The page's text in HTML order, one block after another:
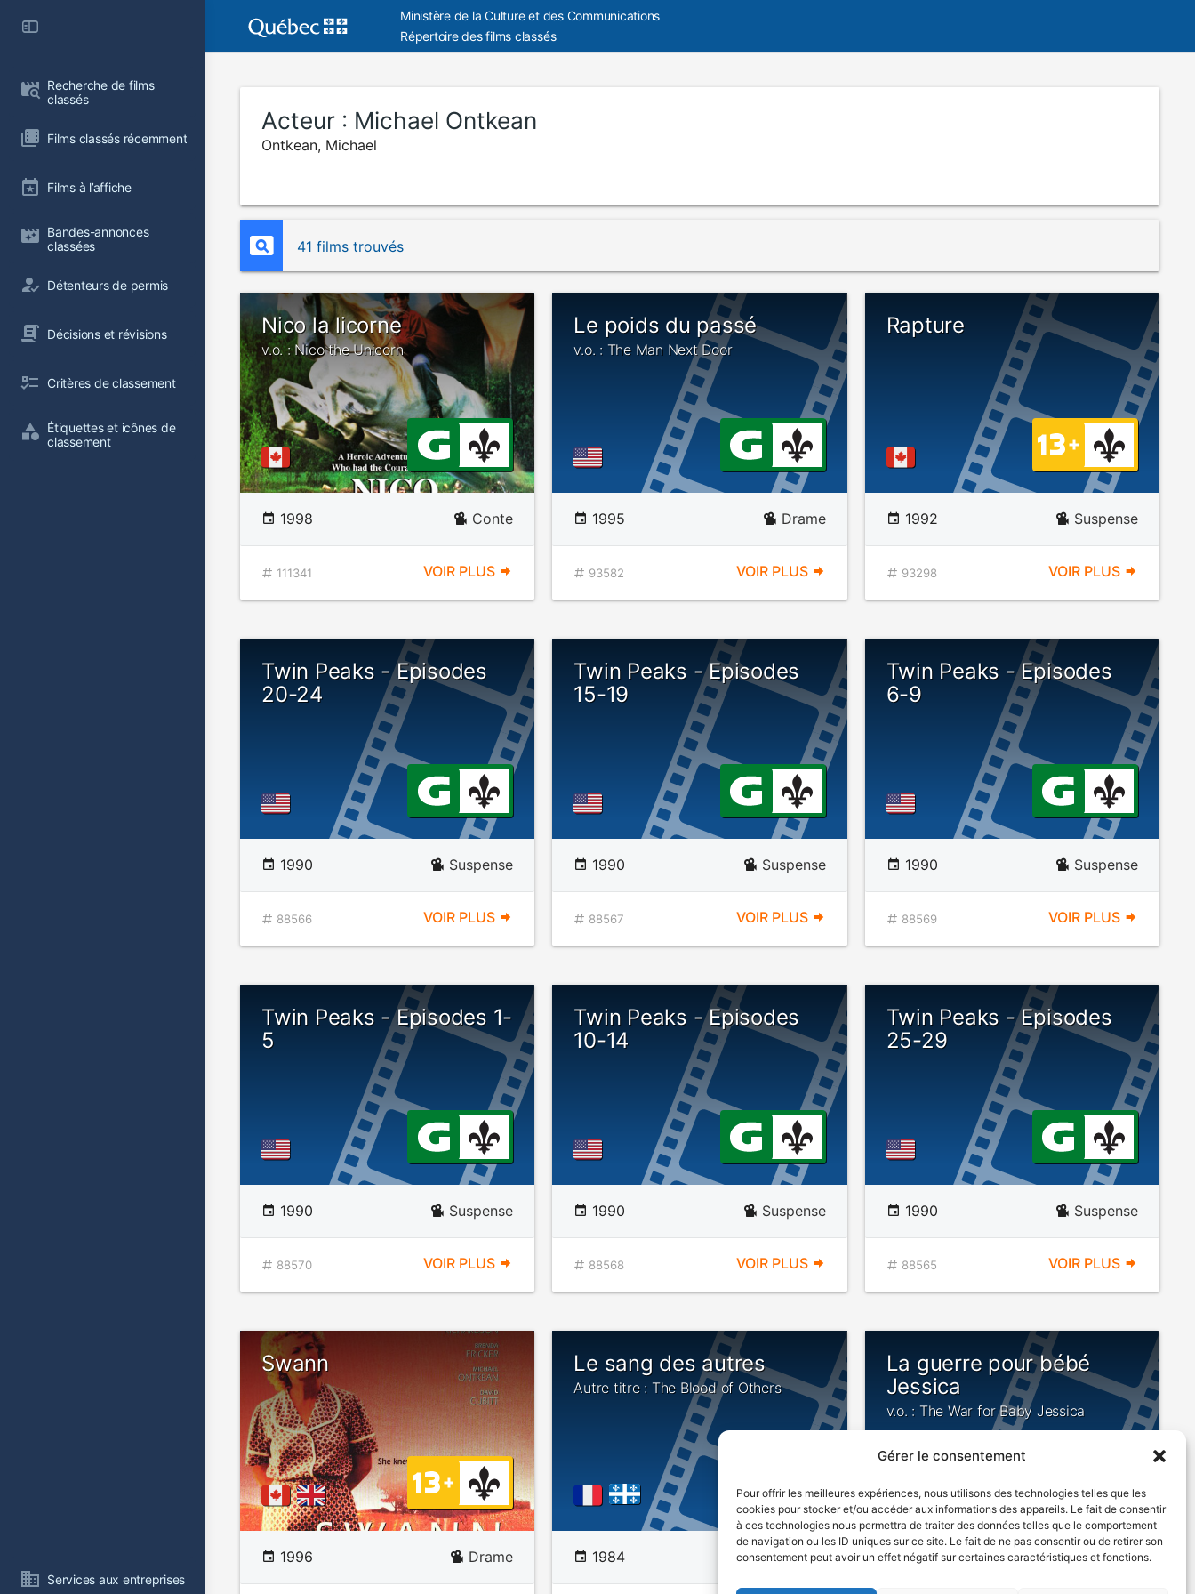
Gérer le consentement
Pour offrir les meilleures expériences, nous utilisons des technologies telles que les
cookies pour stocker et/ou accéder aux informations des appareils. Le fait de consentir
à ces technologies nous permettra de traiter des données telles que le comportement
de navigation ou les ID uniques sur ce site. Le fait de ne pas consentir ou de retirer son
consentement peut avoir un effet négatif sur certaines caractéristiques et fonctions.
Recherche de films
classés
Films classés récemment
Films à l’affiche
Bandes-annonces
classées
Détenteurs de permis
Décisions et révisions
Critères de classement
Étiquettes et icônes de
classement
Services aux entreprises
Ministère de la Culture et des Communications
Répertoire des films classés
Acteur : Michael Ontkean
Ontkean, Michael
41 films trouvés
Nico la licorne
v.o. : Nico the Unicorn
1998 Conte
111341 VOIR PLUS
Le poids du passé
v.o. : The Man Next Door
1995 Drame
93582 VOIR PLUS
Rapture
1992 Suspense
93298 VOIR PLUS
Twin Peaks - Episodes
20-24
1990 Suspense
88566 VOIR PLUS
Twin Peaks - Episodes
15-19
1990 Suspense
88567 VOIR PLUS
Twin Peaks - Episodes
6-9
1990 Suspense
88569 VOIR PLUS
Twin Peaks - Episodes 1-
5
1990 Suspense
88570 VOIR PLUS
Twin Peaks - Episodes
10-14
1990 Suspense
88568 VOIR PLUS
Twin Peaks - Episodes
25-29
1990 Suspense
88565 VOIR PLUS
Swann
1996 Drame
Le sang des autres
Autre titre : The Blood of Others
1984
La guerre pour bébé
Jessica
v.o. : The War for Baby Jessica
1994 Drame